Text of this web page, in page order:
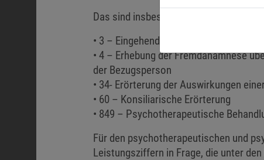
Das sind insbesondere die weiteren
• 3 – Eingehende, das gewöhnliche
• 4 – Erhebung der Fremdanamnese
der Bezugsperson
• 34- Erörterung der Auswirkungen
• 60 – Konsiliarische Erörterung
• 849 – Psychotherapeutische
Für den psychotherapeutischen und
Leistungsziffern in Frage, die unter